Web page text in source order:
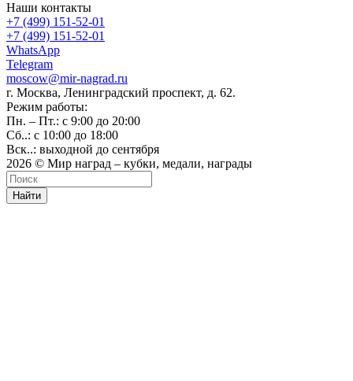
Наши контакты
+7 (499) 151-52-01
+7 (499) 151-52-01
WhatsApp
Telegram
moscow@mir-nagrad.ru
г. Москва, Ленинградский проспект, д. 62.
Режим работы:
Пн. – Пт.: с 9:00 до 20:00
Сб..: с 10:00 до 18:00
Вск..: выходной до сентября
2026 © Мир наград – кубки, медали, награды
Найти